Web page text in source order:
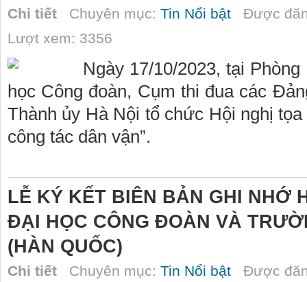
Chi tiết Chuyên mục: Tin Nổi bật Được
Lượt xem: 3356
Ngày 17/10/2023, tại
học Công đoàn, Cụm thi đua các
Thành ủy Hà Nội tổ chức Hội nghị
công tác dân vận”.
LỄ KÝ KẾT BIÊN BẢN GHI NHỚ
ĐẠI HỌC CÔNG ĐOÀN VÀ
(HÀN QUỐC)
Chi tiết Chuyên mục: Tin Nổi bật Được